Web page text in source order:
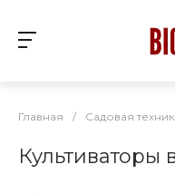
Главная / Садовая
Культиваторы